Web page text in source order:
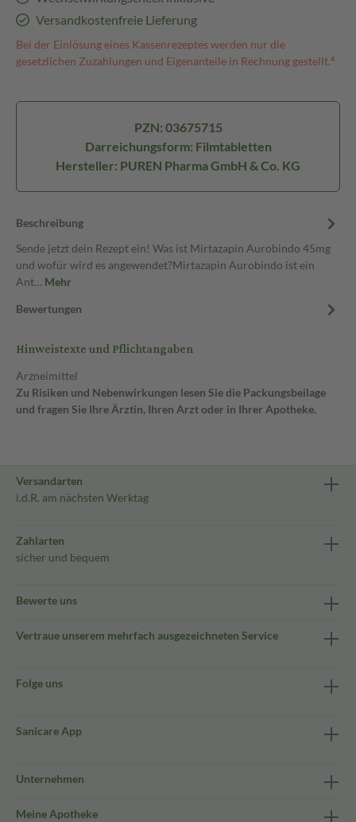
Versandkostenfreie Lieferung
Bei der Einlösung eines Kassenrezeptes werden nur die
gesetzlichen Zuzahlungen und Eigenanteile in Rechnung gestellt.⁴
PZN: 03675715
Darreichungsform: Filmtabletten
Hersteller: PUREN Pharma GmbH & Co. KG
Beschreibung
Sende jetzt dein Rezept ein! Was ist Mirtazapin Aurobindo 45mg
und wofür wird es angewendet?Mirtazapin Aurobindo ist ein
Ant… Mehr
Bewertungen
Hinweistexte und Pflichtangaben
Arzneimittel
Zu Risiken und Nebenwirkungen lesen Sie die Packungsbeilage
und fragen Sie Ihre Ärztin, Ihren Arzt oder in Ihrer Apotheke.
Versandarten
i.d.R. am nächsten Werktag
Zahlarten
sicher und bequem
Bewerte uns
Vertraue unserem mehrfach ausgezeichneten Service
Folge uns
Sanicare App
Unternehmen
Meine Apotheke